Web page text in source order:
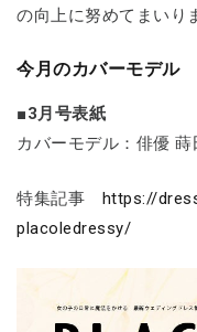
の向上に努めてまいり
今月のカバーモデル
■3月号表紙
カバーモデル：俳優 蒔
特集記事 https://
placoledressy/